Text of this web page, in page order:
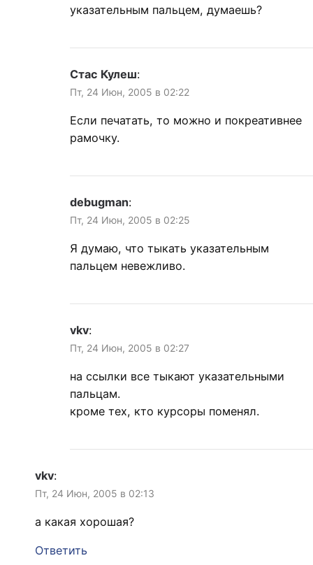
указательным пальцем, думаешь?
Стас Кулеш:
Пт, 24 Июн, 2005 в 02:22
Если печатать, то можно и покреативнее
рамочку.
debugman:
Пт, 24 Июн, 2005 в 02:25
Я думаю, что тыкать указательным
пальцем невежливо.
vkv:
Пт, 24 Июн, 2005 в 02:27
на ссылки все тыкают указательными
пальцам.
кроме тех, кто курсоры поменял.
vkv:
Пт, 24 Июн, 2005 в 02:13
а какая хорошая?
Ответить